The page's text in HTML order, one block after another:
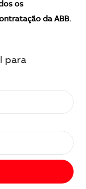
os
da ABB.
para